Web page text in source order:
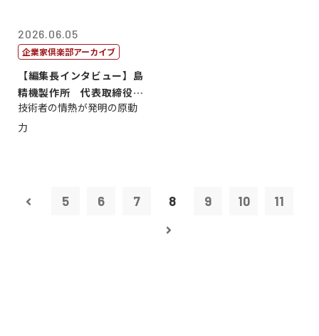
2026.06.05
企業家倶楽部アーカイブ
【編集長インタビュー】島
精機製作所 代表取締役
社 長 島 正...
技術者の情熱が発明の原動
力
5 6 7 8 9 10 11